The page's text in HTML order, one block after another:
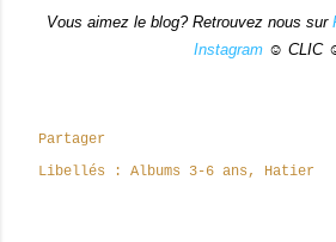
Vous aimez le blog? Retrouvez nous sur
Instagram☺ CLIC
Partager
Libellés :
Albums 3-6 ans Hatier